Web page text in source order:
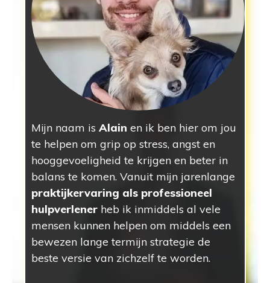
Mijn naam is Alain en ik ben hier om jou
te helpen om grip op stress, angst en
hooggevoeligheid te krijgen en beter in
balans te komen. Vanuit mijn jarenlange
praktijkervaring als professioneel
hulpverlener heb ik inmiddels al vele
mensen kunnen helpen om middels een
bewezen lange termijn strategie de
beste versie van zichzelf te worden.